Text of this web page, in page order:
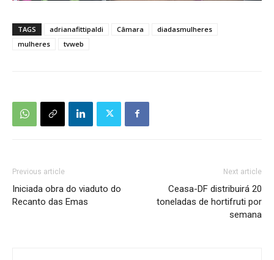
TAGS adrianafittipaldi Câmara
diadasmulheres
mulheres
tvweb
Previous article
Iniciada obra do viaduto do
Recanto das Emas
Next article
Ceasa-DF distribuirá 20
toneladas de hortifruti por
semana